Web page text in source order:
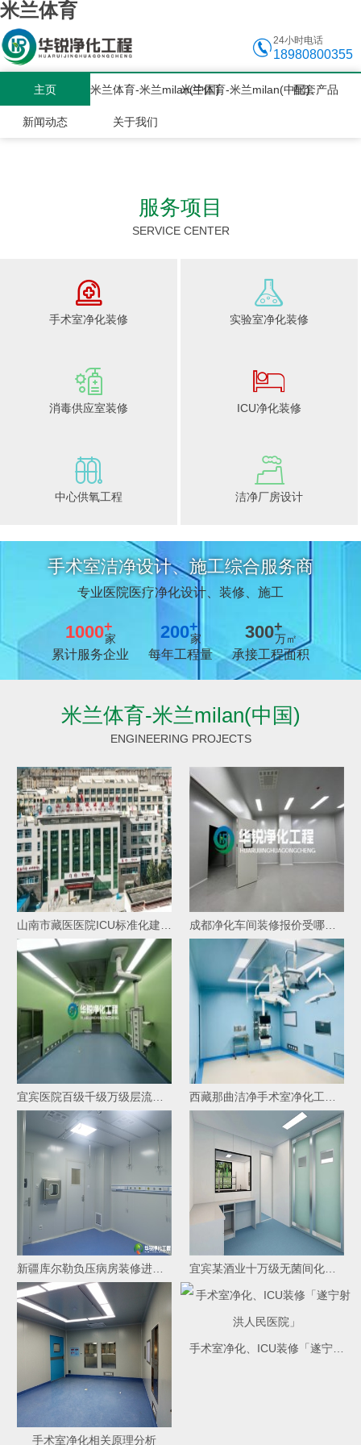
米兰体育
24小时电话
18980800355
主页 米兰体育-米兰milan(中国)米兰体育-米兰milan(中国)配套产品
新闻动态 关于我们
服务项目
SERVICE CENTER
手术室净化装修
设计 / 施工
13年经验值得信赖
实验室净化装修
标准 / 检测
13年经验值得信赖
消毒供应室装修
安全 / 快速
13年经验值得信赖
ICU净化装修
设计 / 施工
13年经验值得信赖
中心供氧工程
标准 / 检测
13年经验值得信赖
洁净厂房设计
安全 / 快速
13年经验值得信赖
手术室洁净设计、施工综合服务商
专业医院医疗净化设计、装修、施工
1000+
家
累计服务企业
200+
家
每年工程量
300+
万㎡
承接工程面积
米兰体育-米兰milan(中国)
ENGINEERING PROJECTS
成都净化车间装修报价受哪些因素影响价格
宜宾医院百级千级万级层流净化手术室装修施工竣工效果
新疆库尔勒负压病房装修进场施工 宜宾某酒业十万级无菌间化验室签约进场施工
手术室净化相关原理分析
手术室净化、ICU装修「遂宁射洪人民医院」